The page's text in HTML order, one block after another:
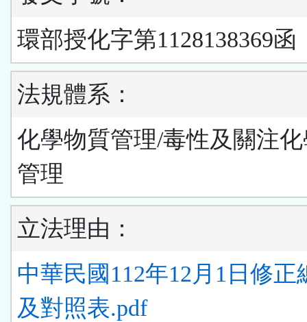
環部授化字第1128138369函
法規體系：
化學物質管理/毒性及關注
管理
立法理由：
中華民國112年12月1日修正
及對照表.pdf